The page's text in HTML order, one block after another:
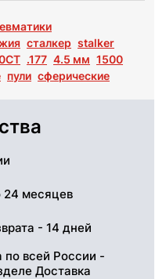
сталкер stalker
.177 4.5 мм 1500
пули сферические
24 месяцев
- 14 дней
по всей России -
Доставка